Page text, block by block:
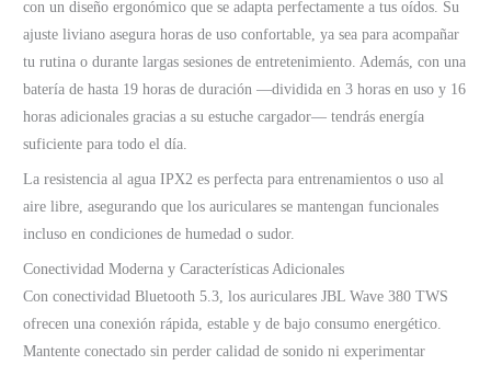
con un diseño ergonómico que se adapta perfectamente a tus oídos. Su
ajuste liviano asegura horas de uso confortable, ya sea para acompañar
tu rutina o durante largas sesiones de entretenimiento. Además, con una
batería de hasta 19 horas de duración —dividida en 3 horas en uso y 16
horas adicionales gracias a su estuche cargador— tendrás energía
suficiente para todo el día.
La resistencia al agua IPX2 es perfecta para entrenamientos o uso al
aire libre, asegurando que los auriculares se mantengan funcionales
incluso en condiciones de humedad o sudor.
Conectividad Moderna y Características Adicionales
Con conectividad Bluetooth 5.3, los auriculares JBL Wave 380 TWS
ofrecen una conexión rápida, estable y de bajo consumo energético.
Mantente conectado sin perder calidad de sonido ni experimentar